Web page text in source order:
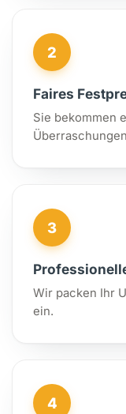
2
Faires
Sie bekommen
3
Wir packen Ihr
ein.
4